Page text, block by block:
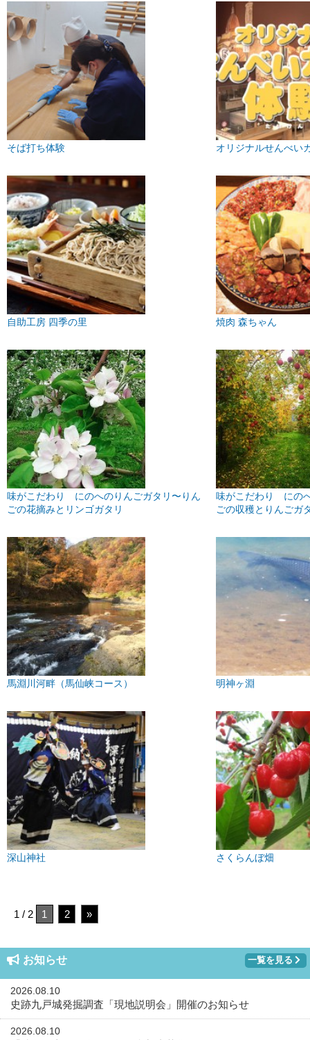
そば打ち体験 オリジナルせんべい
自助工房 四季の里 焼肉 森ちゃん
味がこだわり にのへのりんごガタリ〜りん
ごの花摘みとリンゴガタリ
味がこだわり にの
ごの収穫とりんごガ
馬淵川河畔（馬仙峡コース） 明神ヶ淵
深山神社 さくらんぼ畑
1 / 2 1 2 »
お知らせ 一覧を見る
2026.08.10
史跡九戸城発掘調査「現地説明会」開催のお知らせ
2026.08.10